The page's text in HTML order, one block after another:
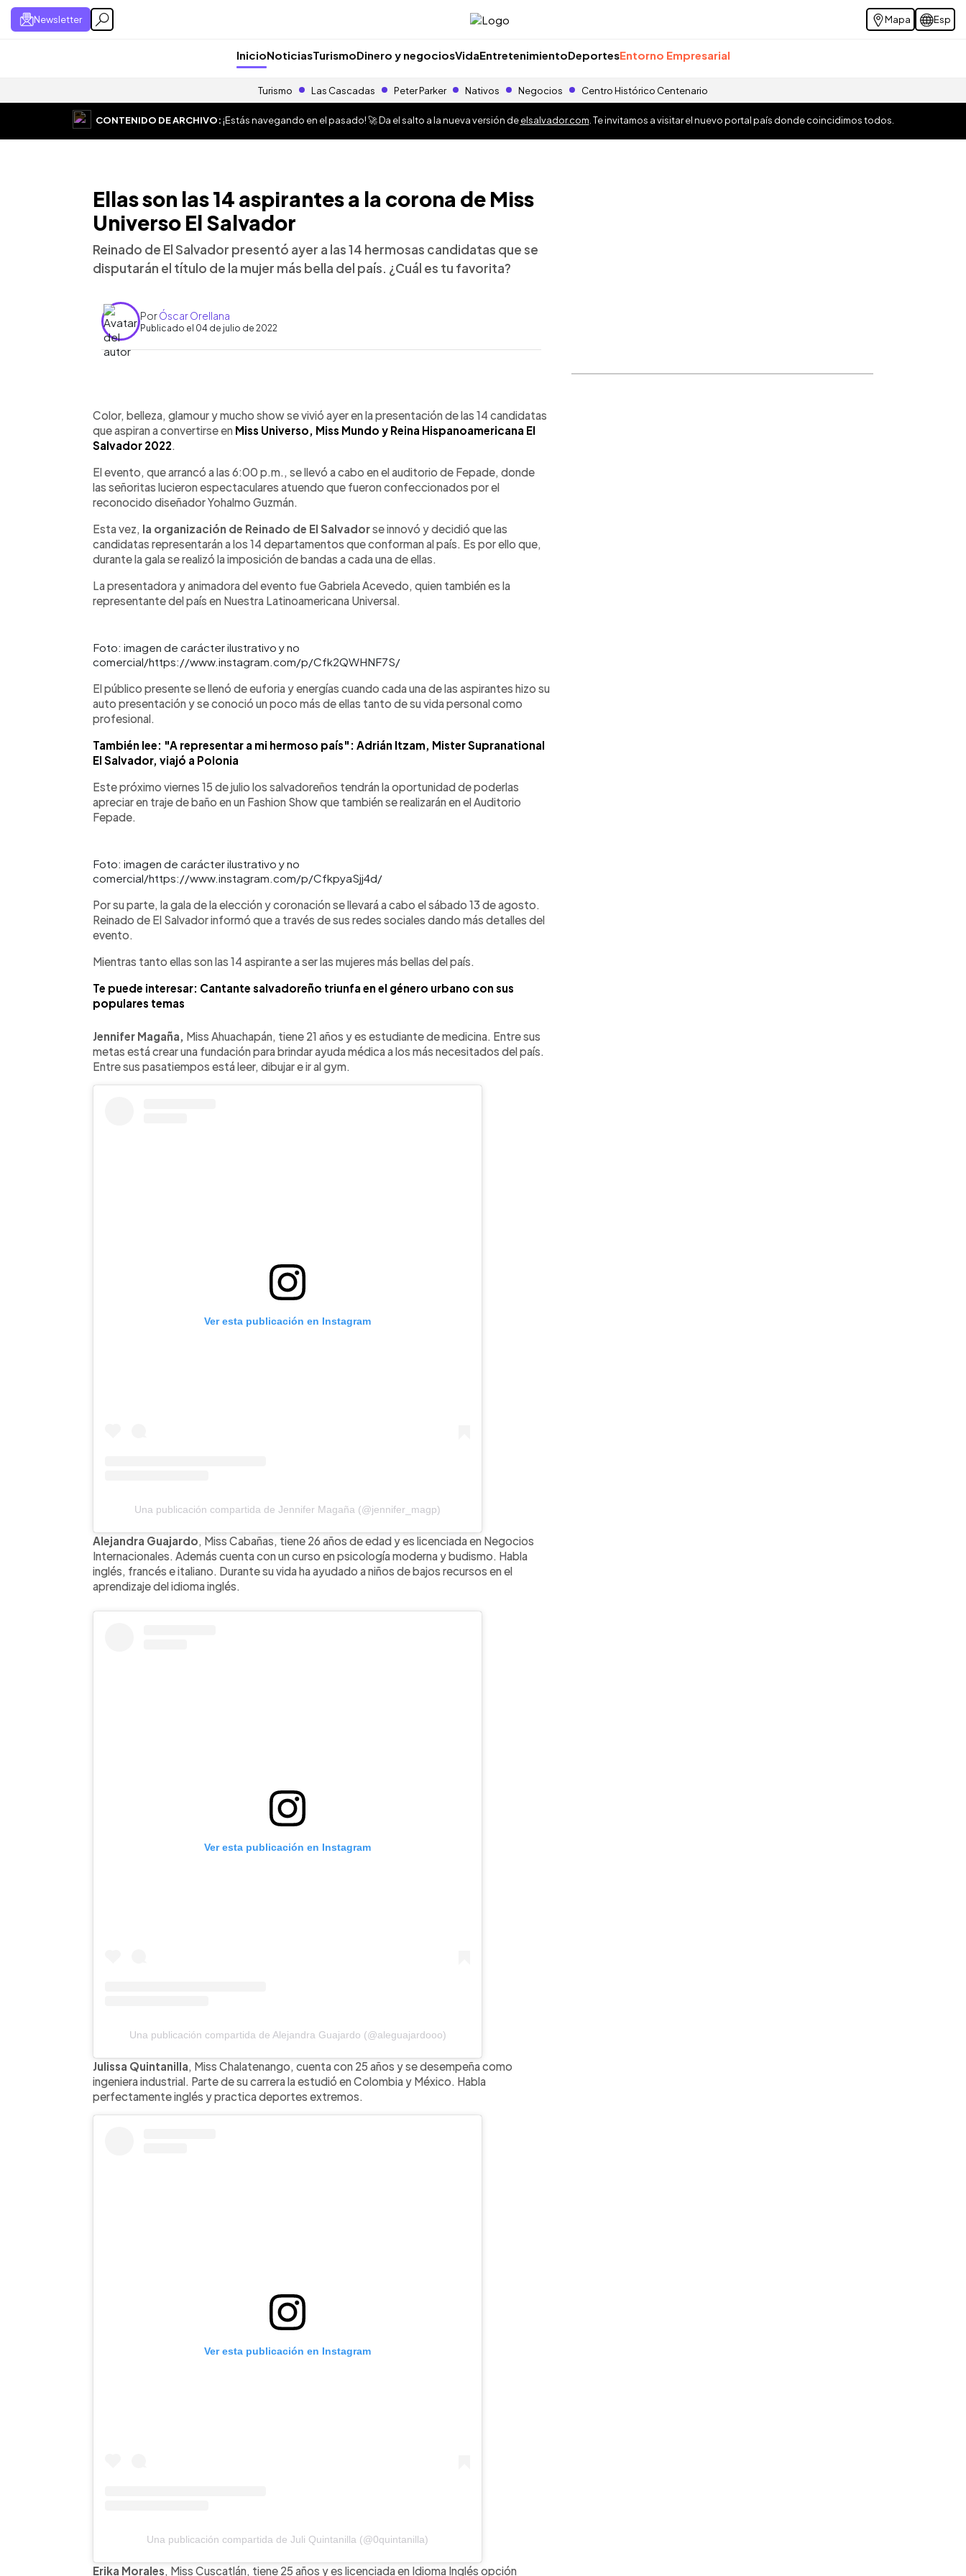
Newsletter Mapa Esp
InicioNoticiasTurismoDinero y negociosVidaEntretenimientoDeportesEntorno Empresarial
Turismo Las Cascadas Peter Parker Nativos Negocios Centro Histórico Centenario
CONTENIDO DE ARCHIVO:¡Estás navegando en el pasado! 🚀 Da el salto a la nueva versión deelsalvador.com . Te invitamos a visitar el nuevo portal país donde coincidimos todos.
Ellas son las 14 aspirantes a la corona de Miss
Universo El Salvador
Reinado de El Salvador presentó ayer a las 14 hermosas candidatas que se
disputarán el título de la mujer más bella del país. ¿Cuál es tu favorita?
PorÓscar Orellana
Publicado el 04 de julio de 2022
► Escuchar artículo
Color, belleza, glamour y mucho show se vivió ayer en la presentación de las 14 candidatas
que aspiran a convertirse en Miss Universo, Miss Mundo y Reina Hispanoamericana El
Salvador 2022.
El evento, que arrancó a las 6:00 p.m., se llevó a cabo en el auditorio de Fepade, donde
las señoritas lucieron espectaculares atuendo que fueron confeccionados por el
reconocido diseñador Yohalmo Guzmán.
Esta vez, la organización de Reinado de El Salvadorse innovó y decidió que las
candidatas representarán a los 14 departamentos que conforman al país. Es por ello que,
durante la gala se realizó la imposición de bandas a cada una de ellas.
La presentadora y animadora del evento fue Gabriela Acevedo, quien también es la
representante del país en Nuestra Latinoamericana Universal.
Foto: imagen de carácter ilustrativo y no
comercial/https://www.instagram.com/p/Cfk2QWHNF7S/
El público presente se llenó de euforia y energías cuando cada una de las aspirantes hizo su
auto presentación y se conoció un poco más de ellas tanto de su vida personal como
profesional.
También lee: "A representar a mi hermoso país": Adrián Itzam, Mister Supranational
El Salvador, viajó a Polonia
Este próximo viernes 15 de julio los salvadoreños tendrán la oportunidad de poderlas
apreciar en traje de baño en un Fashion Show que también se realizarán en el Auditorio
Fepade.
Foto: imagen de carácter ilustrativo y no
comercial/https://www.instagram.com/p/CfkpyaSjj4d/
Por su parte, la gala de la elección y coronación se llevará a cabo el sábado 13 de agosto.
Reinado de El Salvador informó que a través de sus redes sociales dando más detalles del
evento.
Mientras tanto ellas son las 14 aspirante a ser las mujeres más bellas del país.
Te puede interesar: Cantante salvadoreño triunfa en el género urbano con sus
populares temas
Jennifer Magaña, Miss Ahuachapán, tiene 21 años y es estudiante de medicina. Entre sus
metas está crear una fundación para brindar ayuda médica a los más necesitados del país.
Entre sus pasatiempos está leer, dibujar e ir al gym.
Ver esta publicación en Instagram
Una publicación compartida de Jennifer Magaña (@jennifer_magp)
Alejandra Guajardo , Miss Cabañas, tiene 26 años de edad y es licenciada en Negocios
Internacionales. Además cuenta con un curso en psicología moderna y budismo. Habla
inglés, francés e italiano. Durante su vida ha ayudado a niños de bajos recursos en el
aprendizaje del idioma inglés.
Ver esta publicación en Instagram
Una publicación compartida de Alejandra Guajardo (@aleguajardooo)
Julissa Quintanilla, Miss Chalatenango, cuenta con 25 años y se desempeña como
ingeniera industrial. Parte de su carrera la estudió en Colombia y México. Habla
perfectamente inglés y practica deportes extremos.
Ver esta publicación en Instagram
Una publicación compartida de Juli Quintanilla (@0quintanilla)
Erika Morales , Miss Cuscatlán, tiene 25 años y es licenciada en Idioma Inglés opción